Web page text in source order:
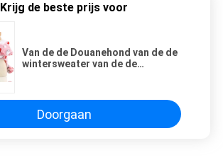
Krijg de beste prijs voor
Van de de Douanehond van de de
wintersweater van de de
Materiële Huisdieren Dragend
KlerenDoorgaan